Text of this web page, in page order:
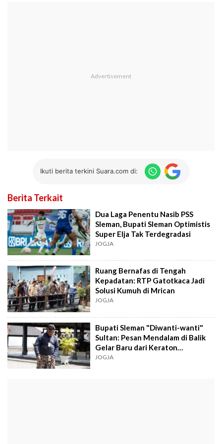
Ikuti berita terkini Suara.com di:
Berita Terkait
Dua Laga Penentu Nasib PSS
Sleman, Bupati Sleman Optimistis
Super Elja Tak Terdegradasi
JOGJA
Ruang Bernafas di Tengah
Kepadatan: RTP Gatotkaca Jadi
Solusi Kumuh di Mrican
JOGJA
Bupati Sleman "Diwanti-wanti"
Sultan: Pesan Mendalam di Balik
Gelar Baru dari Keraton
Yogyakarta
JOGJA